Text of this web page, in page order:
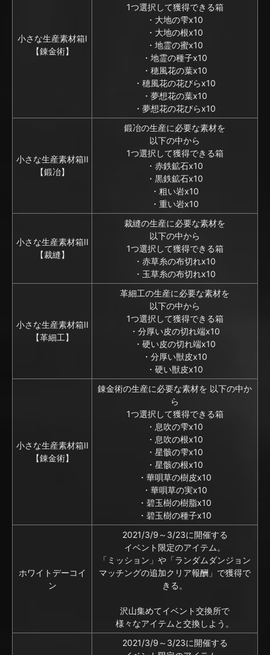
小さな生産素材箱I
【錬金術】
1つ選択して獲得できる箱
・大地の雫x10
・大地の根x10
・地霊の蜜x10
・地霊の種子x10
・穂風花の葉x10
・穂風花の花びらx10
・夢想花の葉x10
・夢想花の花びらx10
小さな生産素材箱II
【鍛冶】
鍛冶の生産に必要な素材を
以下の中から
1つ選択して獲得できる箱
・赤鉄鉱石x10
・黒鉄鉱石x10
・粗い岩x10
・重い岩x10
小さな生産素材箱II
【裁縫】
裁縫の生産に必要な素材を
以下の中から
1つ選択して獲得できる箱
・赤草糸の布切れx10
・玉草糸の布切れx10
小さな生産素材箱II
【革細工】
革細工の生産に必要な素材を
以下の中から
1つ選択して獲得できる箱
・分厚い皮の切れ端x10
・硬い皮の切れ端x10
・分厚い獣皮x10
・硬い獣皮x10
小さな生産素材箱II
【錬金術】
錬金術の生産に必要な素材を 以下の中か
ら
1つ選択して獲得できる箱
・息吹の雫x10
・息吹の根x10
・星骸の雫x10
・星骸の根x10
・華唄草の樹皮x10
・華唄草の実x10
・碧玉樹の樹脂x10
・碧玉樹の種子x10
ホワイトデーコイ
ン
2021/3/9～3/23に開催する
イベント限定のアイテム。
「ミッション」や「ランダムダンジョン
マッチングの追加クリア報酬」で獲得で
きる。
沢山集めてイベント交換所で
様々なアイテムと交換しよう。
2021/3/9～3/23に開催する